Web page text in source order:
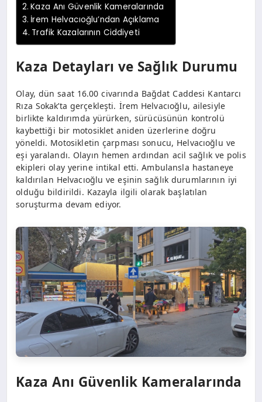
Kaza Anı Güvenlik Kameralarında
İrem Helvacıoğlu’ndan Açıklama
Trafik Kazalarının Ciddiyeti
Kaza Detayları ve Sağlık Durumu
Olay, dün saat 16.00 civarında Bağdat Caddesi Kantarcı
Rıza Sokak’ta gerçekleşti. İrem Helvacıoğlu, ailesiyle
birlikte kaldırımda yürürken, sürücüsünün kontrolü
kaybettiği bir motosiklet aniden üzerlerine doğru
yöneldi. Motosikletin çarpması sonucu, Helvacıoğlu ve
eşi yaralandı. Olayın hemen ardından acil sağlık ve polis
ekipleri olay yerine intikal etti. Ambulansla hastaneye
kaldırılan Helvacıoğlu ve eşinin sağlık durumlarının iyi
olduğu bildirildi. Kazayla ilgili olarak başlatılan
soruşturma devam ediyor.
Kaza Anı Güvenlik Kameralarında